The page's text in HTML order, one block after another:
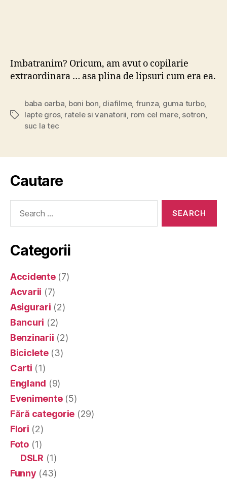
Imbatranim? Oricum, am avut o copilarie
extraordinara … asa plina de lipsuri cum era ea.
Tags
baba oarba, boni bon, diafilme, frunza, guma turbo,
lapte gros, ratele si vanatorii, rom cel mare, sotron,
suc la tec
Cautare
Categorii
Accidente(7)
Acvarii (7)
Asigurari (2)
Bancuri (2)
Benzinarii (2)
Biciclete(3)
Carti (1)
England (9)
Evenimente(5)
Fără categorie (29)
Flori (2)
Foto(1)
DSLR (1)
Funny (43)